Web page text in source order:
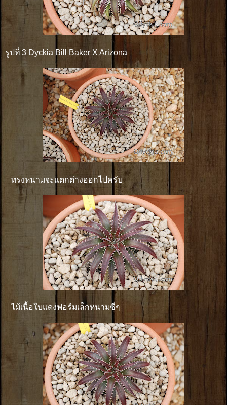
รูปที่ 3 Dyckia Bill Baker X Arizona
ทรงหนามจะแตกต่างออกไปครับ
ไม้เนื้อใบแดงฟอร์มเล็กหนามซี่ๆ